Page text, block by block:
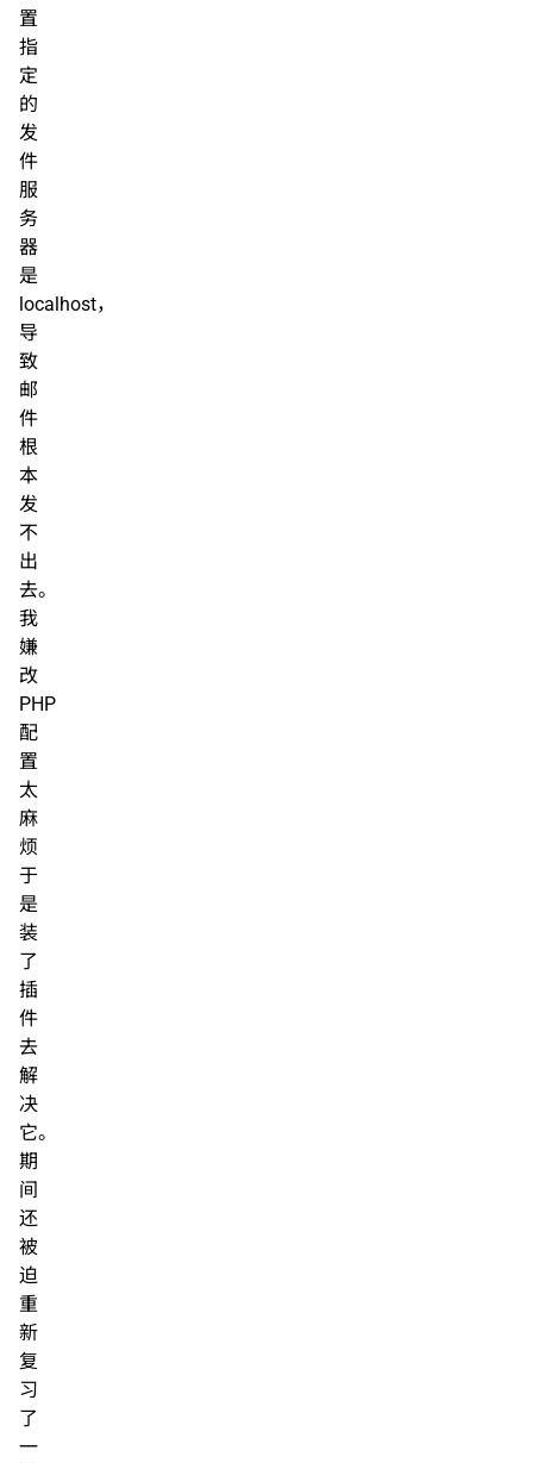
置
指
定
的
发
件
服
务
器
是
localhost，
导
致
邮
件
根
本
发
不
出
去。
我
嫌
改
PHP
配
置
太
麻
烦
于
是
装
了
插
件
去
解
决
它。
期
间
还
被
迫
重
新
复
习
了
一